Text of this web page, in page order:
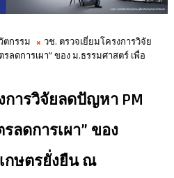
ตกรรม
วช. ตรวจเยี่ยมโครงการวิจัย
ลดการเผา” ของ ม.ธรรมศาสตร์ เพื่อ
การวิจัยลดปัญหา PM
ลดการเผา” ของ
กษตรยั่งยืน ณ